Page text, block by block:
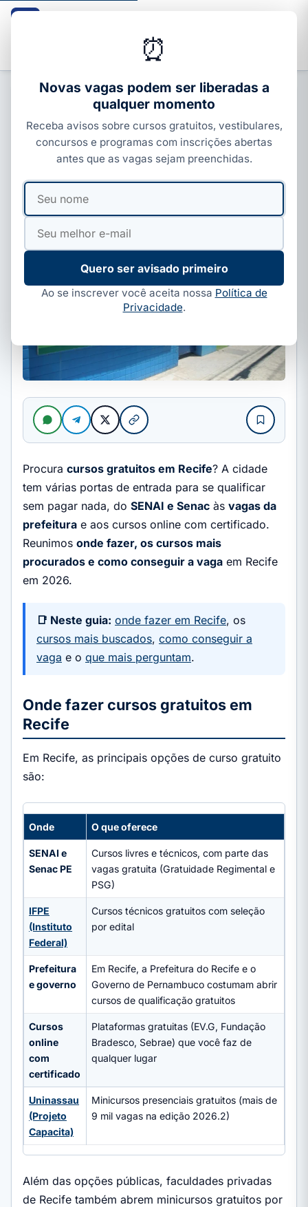
CURSOS COM CERTIFICADO
Cursos gratuitos em Recife 2026:
onde fazer (SENAI, Senac, IF e
online)
PorIvan Alves
Procura cursos gratuitos em Recife? A cidade
tem várias portas de entrada para se qualificar
sem pagar nada, do SENAI e Senac às vagas da
prefeitura e aos cursos online com certificado.
Reunimos onde fazer, os cursos mais
procurados e como conseguir a vaga em Recife
em 2026.
📑 Neste guia: onde fazer em Recife, os
cursos mais buscados, como conseguir a
vaga e o que mais perguntam.
Onde fazer cursos gratuitos em
Recife
Em Recife, as principais opções de curso gratuito
são:
Onde O que oferece
SENAI e
Senac PE
Cursos livres e técnicos, com parte das
vagas gratuita (Gratuidade Regimental e
PSG)
IFPE
(Instituto
Federal)
Cursos técnicos gratuitos com seleção
por edital
Prefeitura
e governo
Em Recife, a Prefeitura do Recife e o
Governo de Pernambuco costumam abrir
cursos de qualificação gratuitos
Cursos
online
com
certificado
Plataformas gratuitas (EV.G, Fundação
Bradesco, Sebrae) que você faz de
qualquer lugar
Uninassau
(Projeto
Capacita)
Minicursos presenciais gratuitos (mais de
9 mil vagas na edição 2026.2)
Além das opções públicas, faculdades privadas
de Recife também abrem minicursos gratuitos por
⏰
Novas vagas podem ser liberadas a
qualquer momento
Receba avisos sobre cursos gratuitos, vestibulares,
concursos e programas com inscrições abertas
antes que as vagas sejam preenchidas.
Seu
nome
Seu
mail
Quero ser avisado primeiro
Ao se inscrever você aceita nossa Política de
Privacidade.